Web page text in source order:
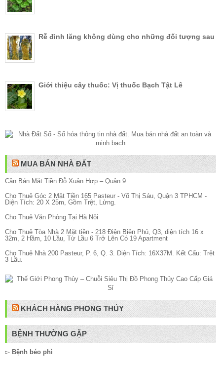
Rễ đinh lăng không dùng cho những đối tượng sau
Giới thiệu cây thuốc: Vị thuốc Bạch Tật Lê
MUA BÁN NHÀ ĐẤT
Cần Bán Mặt Tiền Đỗ Xuân Hợp – Quận 9
Cho Thuê Góc 2 Mặt Tiền 165 Pasteur - Võ Thị Sáu, Quận 3 TPHCM -
Diện Tích: 20 X 25m, Gồm Trệt, Lửng.
Cho Thuê Văn Phòng Tại Hà Nội
Cho Thuê Tòa Nhà 2 Mặt tiền - 218 Điện Biên Phủ, Q3, diện tích 16 x
32m, 2 Hầm, 10 Lầu, Từ Lầu 6 Trở Lên Có 19 Apartment
Cho Thuê Nhà 200 Pasteur, P. 6, Q. 3. Diện Tích: 16X37M. Kết Cấu: Trệt
3 Lầu.
KHÁCH HÀNG PHONG THỦY
BỆNH THƯỜNG GẶP
▻ Bệnh béo phì